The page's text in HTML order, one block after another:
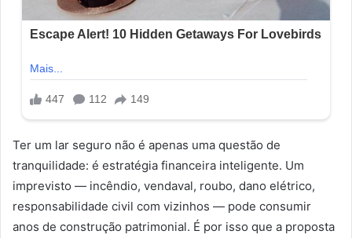
Ter um lar seguro não é apenas uma questão de
tranquilidade: é estratégia financeira inteligente. Um
imprevisto — incêndio, vendaval, roubo, dano elétrico,
responsabilidade civil com vizinhos — pode consumir
anos de construção patrimonial. É por isso que a proposta